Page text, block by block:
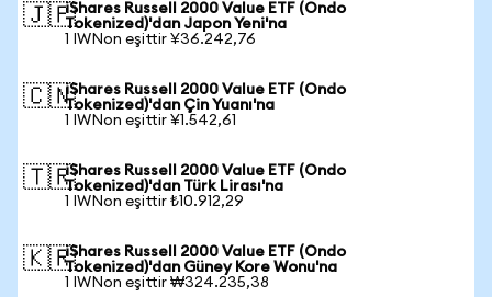
🇯🇵iShares Russell 2000 Value ETF (Ondo
Tokenized)'dan Japon Yeni'na
1 IWNon eşittir ¥36.242,76
🇨🇳iShares Russell 2000 Value ETF (Ondo
Tokenized)'dan Çin Yuanı'na
1 IWNon eşittir ¥1.542,61
🇹🇷iShares Russell 2000 Value ETF (Ondo
Tokenized)'dan Türk Lirası'na
1 IWNon eşittir ₺10.912,29
🇰🇷iShares Russell 2000 Value ETF (Ondo
Tokenized)'dan Güney Kore Wonu'na
1 IWNon eşittir ₩324.235,38